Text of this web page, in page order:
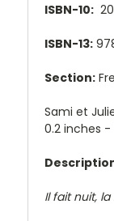
ISBN-10:
ISBN-13:
Section:
Sami et
0.2 inches
Il fait nuit,